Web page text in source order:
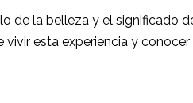
de la belleza y el significado
esta experiencia y